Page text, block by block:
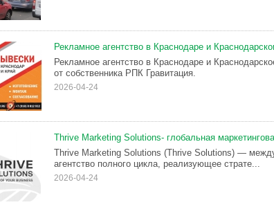
Рекламное агентство в Краснодаре и
Рекламное агентство в Краснодаре и
от собственника РПК Гравитация.
2026-04-24
Thrive Marketing Solutions- глобальная
Thrive Marketing Solutions (Thrive Solutions) —
агентство полного цикла, реализующее страте...
2026-04-24